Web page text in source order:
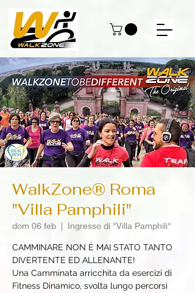
WalkZone® Roma
"Villa Pamphili"
dom 06 feb
  |
Ingresso di "Villa Pamphili"
CAMMINARE NON È MAI STATO TANTO
DIVERTENTE ED ALLENANTE!
Una Camminata arricchita da esercizi di
Fitness Dinamico, svolta lungo percorsi